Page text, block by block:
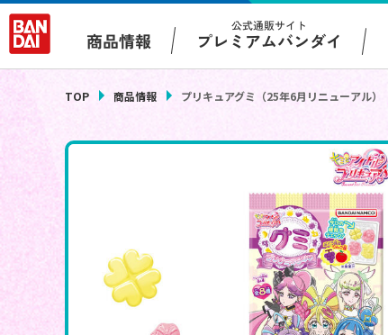
商品情報
公式通販サイト
プレミアムバンダイ
TOP 商品情報 プリキュアグミ（25年6月リニューアル）